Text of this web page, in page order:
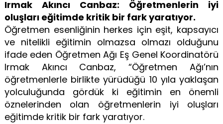
Irmak Akıncı Canbaz: Öğretmenlerin iyi
oluşları eğitimde kritik bir fark yaratıyor.
Öğretmen esenliğinin herkes için eşit, kapsayıcı
ve nitelikli eğitimin olmazsa olmazı olduğunu
ifade eden Öğretmen Ağı Eş Genel Koordinatörü
Irmak Akıncı Canbaz, “Öğretmen Ağı’nın
öğretmenlerle birlikte yürüdüğü 10 yıla yaklaşan
yolculuğunda gördük ki eğitimin en önemli
öznelerinden olan öğretmenlerin iyi oluşları
eğitimde kritik bir fark yaratıyor.